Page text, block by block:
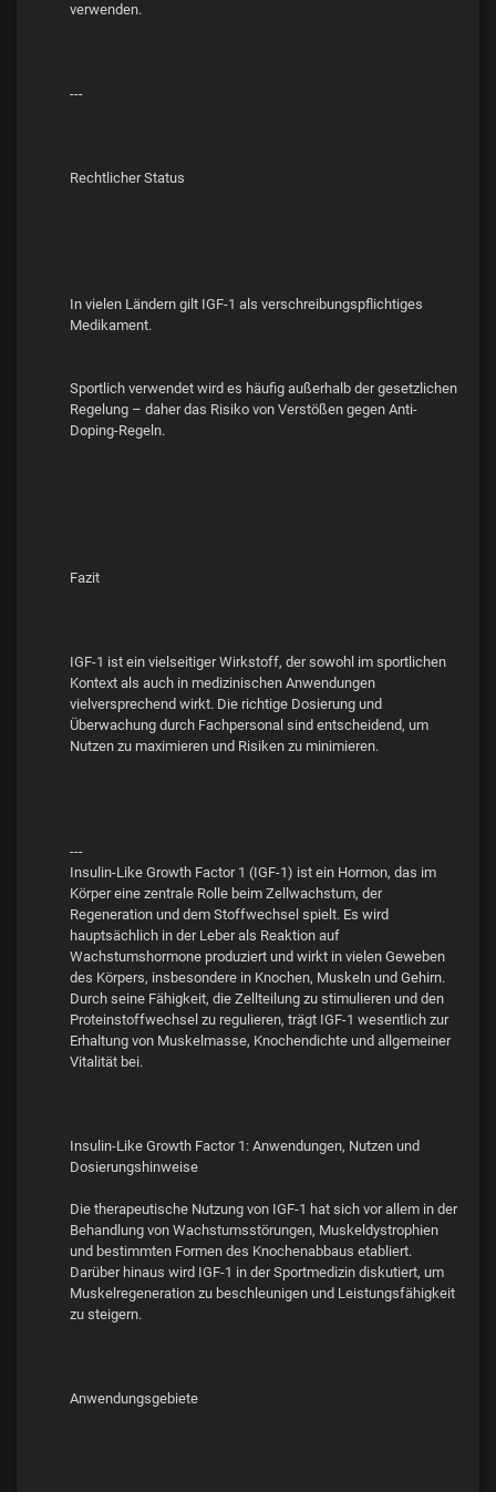
verwenden.
---
Rechtlicher Status
In vielen Ländern gilt IGF-1 als verschreibungspflichtiges
Medikament.
Sportlich verwendet wird es häufig außerhalb der gesetzlichen
Regelung – daher das Risiko von Verstößen gegen Anti-
Doping-Regeln.
Fazit
IGF-1 ist ein vielseitiger Wirkstoff, der sowohl im sportlichen
Kontext als auch in medizinischen Anwendungen
vielversprechend wirkt. Die richtige Dosierung und
Überwachung durch Fachpersonal sind entscheidend, um
Nutzen zu maximieren und Risiken zu minimieren.
---
Insulin-Like Growth Factor 1 (IGF-1) ist ein Hormon, das im
Körper eine zentrale Rolle beim Zellwachstum, der
Regeneration und dem Stoffwechsel spielt. Es wird
hauptsächlich in der Leber als Reaktion auf
Wachstumshormone produziert und wirkt in vielen Geweben
des Körpers, insbesondere in Knochen, Muskeln und Gehirn.
Durch seine Fähigkeit, die Zellteilung zu stimulieren und den
Proteinstoffwechsel zu regulieren, trägt IGF-1 wesentlich zur
Erhaltung von Muskelmasse, Knochendichte und allgemeiner
Vitalität bei.
Insulin-Like Growth Factor 1: Anwendungen, Nutzen und
Dosierungshinweise
Die therapeutische Nutzung von IGF-1 hat sich vor allem in der
Behandlung von Wachstumsstörungen, Muskeldystrophien
und bestimmten Formen des Knochenabbaus etabliert.
Darüber hinaus wird IGF-1 in der Sportmedizin diskutiert, um
Muskelregeneration zu beschleunigen und Leistungsfähigkeit
zu steigern.
Anwendungsgebiete